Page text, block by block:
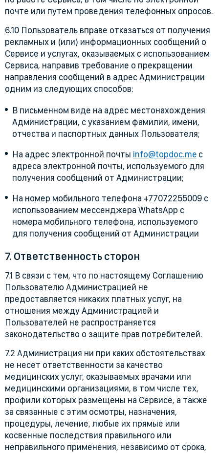
почте или путем проведения телефонных опросов.
6.10 Пользователь вправе отказаться от получения
рекламных и (или) информационных сообщений о
Сервисе и услугах, оказываемых с использованием
Сервиса, направив требование о прекращении
направления сообщений в адрес Администрации
одним из следующих способов:
В письменном виде на адрес местонахождения
Администрации, с указанием фамилии, имени,
отчества и паспортных данных Пользователя;
На адрес электронной почты info@topdoc.me с
адреса электронной почты, используемого для
получения сообщений от Администрации;
На номер мобильного телефона +77072255009 с
использованием мессенджера WhatsApp с
номера мобильного телефона, используемого
для получения сообщений от Администрации
7. Ответственность сторон
7.1 В связи с тем, что по настоящему Соглашению
Пользователю Администрацией не
предоставляется никаких платных услуг, на
отношения между Администрацией и
Пользователей не распространяется
законодательство о защите прав потребителей.
7.2 Администрация ни при каких обстоятельствах
не несет ответственности за качество
медицинских услуг, оказываемых врачами или
медицинскими организациями, в том числе тех,
профили которых размещены на Сервисе, а также
за связанные с этим осмотры, назначения,
процедуры, лечение, любые их прямые или
косвенные последствия правильного или
неправильного применения, независимо от срока,